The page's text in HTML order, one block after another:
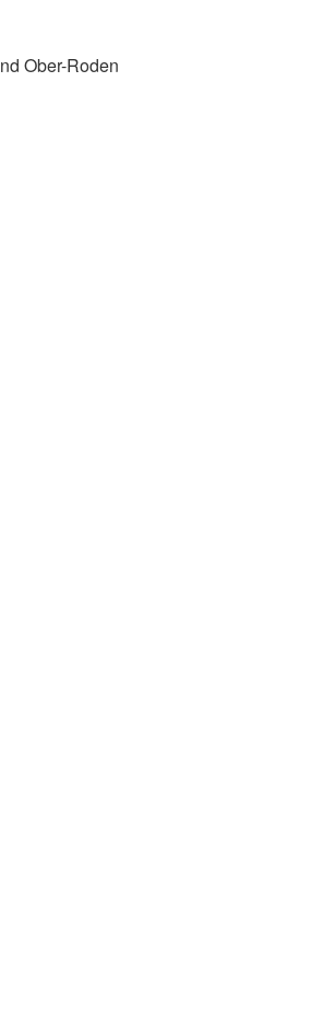
Ober-Roden